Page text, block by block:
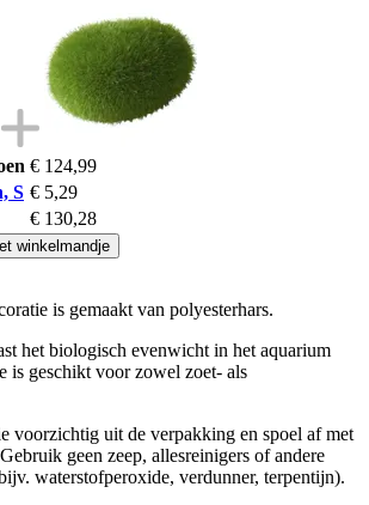
€ 124,99
S € 5,29
€ 130,28
winkelmandje
is gemaakt van polyesterhars.
het biologisch evenwicht in het aquarium
is geschikt voor zowel zoet- als
voorzichtig uit de verpakking en spoel af met
geen zeep, allesreinigers of andere
waterstofperoxide, verdunner, terpentijn).